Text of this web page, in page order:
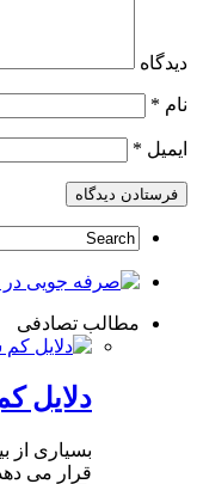
دیدگاه
نام *
ایمیل *
مطالب تصادفی
دلایل
بسیاری از
قرار می